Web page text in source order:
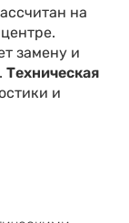
на
замену и
Техническая
и